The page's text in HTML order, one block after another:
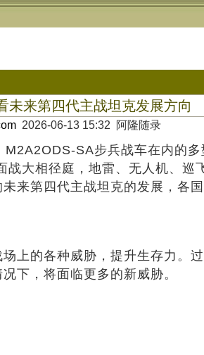
未来第四代主战坦克发展方向
2026-06-13 15:32 阿隆随录
SA步兵战车在内的
大相径庭，地雷、无人机、
来第四代主战坦克的发展，各
上的各种威胁，提升生存力。
下，将面临更多的新威胁。